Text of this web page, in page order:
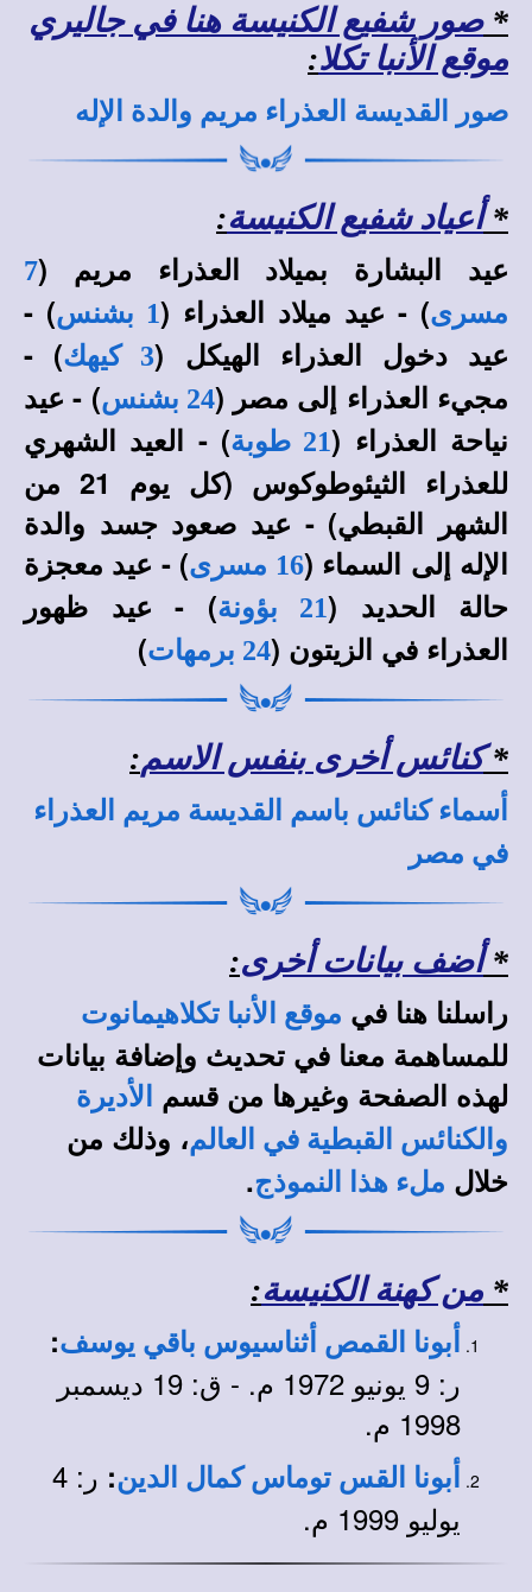
*صور شفيع الكنيسة هنا في جاليري
موقع الأنبا تكلا:
صور القديسة العذراء مريم والدة الإله
*أعياد شفيع الكنيسة:
عيد البشارة بميلاد العذراء مريم (7
مسرى) - عيد ميلاد العذراء (1 بشنس
) -
عيد دخول العذراء الهيكل (3 كيهك
) -
مجيء العذراء إلى مصر (24 بشنس
) - عيد
نياحة العذراء (21 طوبة
) - العيد الشهري
للعذراء الثيئوطوكوس (كل يوم 21 من
الشهر القبطي) - عيد صعود جسد والدة
الإله إلى السماء (16 مسرى
) - عيد معجزة
حالة الحديد (21 بؤونة
) - عيد ظهور
العذراء في الزيتون (24 برمهات )
*كنائس أخرى بنفس الاسم:
أسماء كنائس باسم القديسة مريم العذراء
في مصر
*أضف بيانات أخرى:
راسلنا هنا في موقع الأنبا تكلاهيمانوت
للمساهمة معنا في تحديث وإضافة بيانات
لهذه الصفحة وغيرها من قسم
الأديرة
والكنائس القبطية في العالم، وذلك من
خلال ملء هذا النموذج.
* من كهنة الكنيسة:
أبونا القمص أثناسيوس باقي يوسف:
ر: 9 يونيو 1972 م. - ق: 19 ديسمبر
1998 م.
أبونا القس توماس كمال الدين:
ر: 4
يوليو 1999 م.